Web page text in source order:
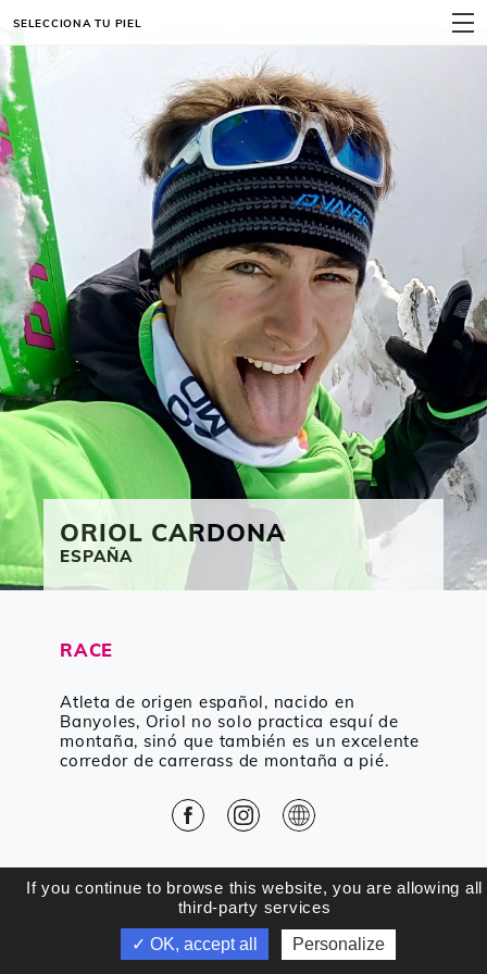
MENÚ
SELECCIONA TU PIEL
ORIOL CARDONA
ESPAÑA
RACE
Atleta de origen español, nacido en
Banyoles, Oriol no solo practica esquí de
montaña, sinó que también es un excelente
corredor de carrerass de montaña a pié.
VOLVER
If you continue to browse this website, you are allowing all
third-party services
✓ OK, accept all
Personalize